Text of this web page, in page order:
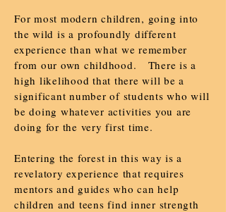
For most modern children, going into
the wild is a profoundly different
experience than what we remember
from our own childhood. There is a
high likelihood that there will be a
significant number of students who will
be doing whatever activities you are
doing for the very first time.
Entering the forest in this way is a
revelatory experience that requires
mentors and guides who can help
children and teens find inner strength